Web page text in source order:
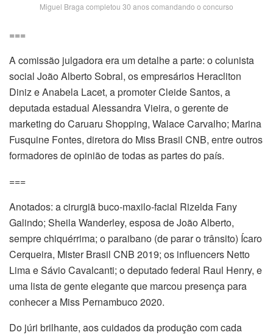
Miguel Braga completou 30 anos comandando o concurso
===
A comissão julgadora era um detalhe a parte: o colunista
social João Alberto Sobral, os empresários Heracliton
Diniz e Anabela Lacet, a promoter Cleide Santos, a
deputada estadual Alessandra Vieira, o gerente de
marketing do Caruaru Shopping, Walace Carvalho; Marina
Fusquine Fontes, diretora do Miss Brasil CNB, entre outros
formadores de opinião de todas as partes do país.
===
Anotados: a cirurgiã buco-maxilo-facial Rizelda Fany
Galindo; Sheila Wanderley, esposa de João Alberto,
sempre chiquérrima; o paraibano (de parar o trânsito) Ícaro
Cerqueira, Mister Brasil CNB 2019; os influencers Netto
Lima e Sávio Cavalcanti; o deputado federal Raul Henry, e
uma lista de gente elegante que marcou presença para
conhecer a Miss Pernambuco 2020.
Do júri brilhante, aos cuidados da produção com cada